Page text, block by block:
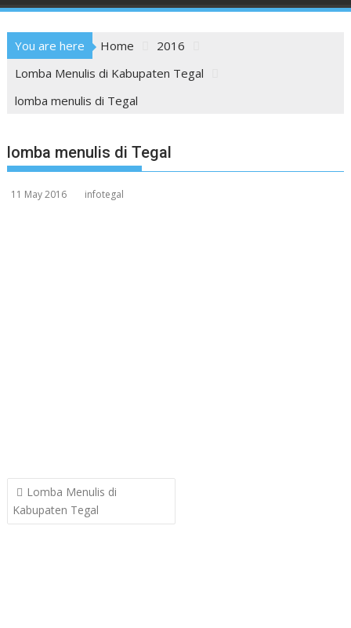
You are here Home
2016
Lomba Menulis di Kabupaten Tegal
lomba menulis di Tegal
lomba menulis di Tegal
11 May 2016 infotegal
Post
navigation
Lomba Menulis di
Kabupaten Tegal